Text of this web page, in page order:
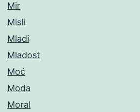
Mir
Misli
Mladi
Mladost
Moć
Moda
Moral